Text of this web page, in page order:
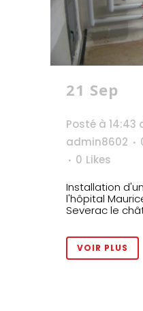
21 Sep
Posté à 14:43
admin8602
0 Likes
Installation
l'hôpital
Severac le
VOIR PLUS